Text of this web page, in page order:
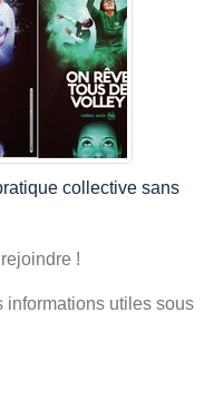
collective sans
!
informations utiles sous